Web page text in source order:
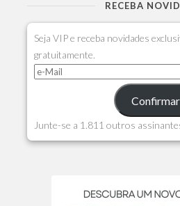
RECEBA
Seja VIP e receba novidades
gratuitamente.
Confirmar
Junte-se a 1.811 outros